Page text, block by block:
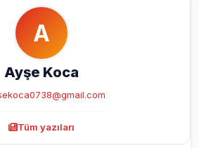
A
Ayşe Koca
Tüm yazıları